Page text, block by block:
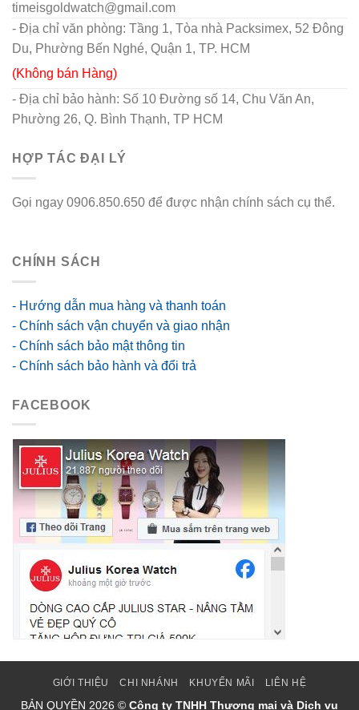
timeisgoldwatch@gmail.com
- Địa chỉ văn phòng: Tầng 1, Tòa nhà Packsimex, 52 Đông
Du, Phường Bến Nghé, Quận 1, TP. HCM
(Không bán Hàng)
- Địa chỉ bảo hành: Số 10 Đường số 14, Chu Văn An,
Phường 26, Q. Bình Thạnh, TP HCM
HỢP TÁC ĐẠI LÝ
Gọi ngay 0906.850.650 để được nhận chính sách cụ thể.
CHÍNH SÁCH
- Hướng dẫn mua hàng và thanh toán
- Chính sách vận chuyển và giao nhận
- Chính sách bảo mật thông tin
- Chính sách bảo hành và đổi trả
FACEBOOK
GIỚI THIỆU CHI NHÁNH KHUYẾN MÃI LIÊN HỆ
BẢN QUYỀN 2026 © Công ty TNHH Thương mại và Dịch vụ